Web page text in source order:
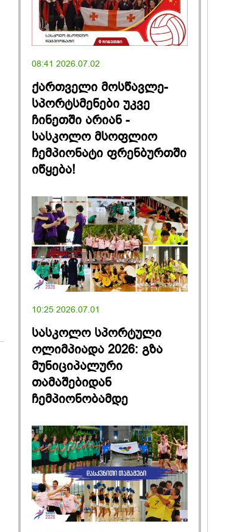
08:41 2026.07.02
ქართველი მოსწავლე-
სპორტსმენები უკვე
ჩინეთში არიან -
სასკოლო მსოფლიო
ჩემპიონატი ფრენბურთში
იწყება!
10:25 2026.07.01
სასკოლო სპორტული
ოლიმპიადა 2026: გზა
მუნიციპალური
თამაშებიდან
ჩემპიონობამდე